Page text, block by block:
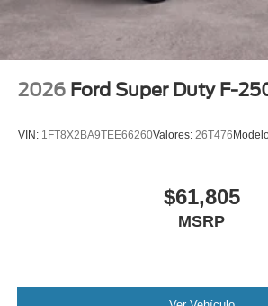
2026 Ford Super Duty F-
VIN: 1FT8X2BA9TEE66260Valores: 26T476
$61,805
MSRP